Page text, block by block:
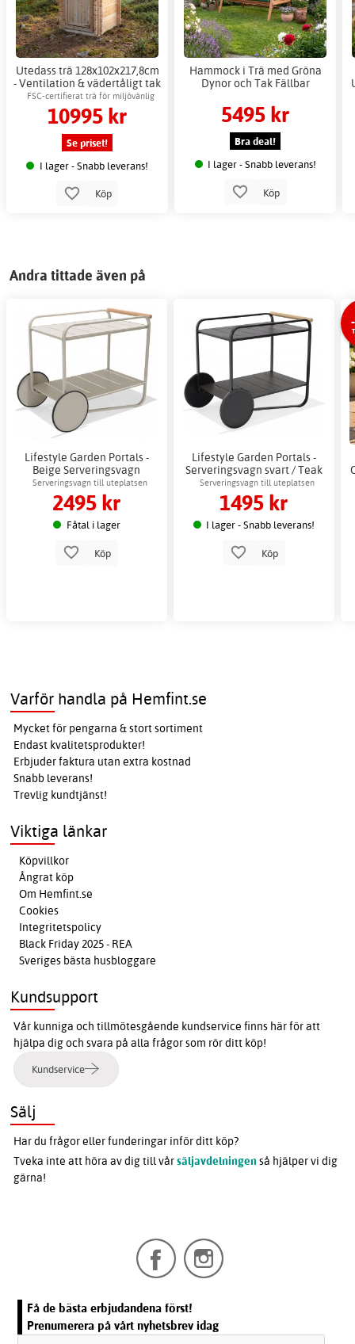
Utedass trä 128x102x217,8cm
- Ventilation & vädertåligt tak
FSC-certifierat trä för miljövänlig
användning
10995 kr
Se priset!
I lager - Snabb leverans!
Köp
Hammock i Trä med Gröna
Dynor och Tak Fällbar
5495 kr
Bra deal!
I lager - Snabb leverans!
Köp
Andra tittade även på
Lifestyle Garden Portals -
Beige Serveringsvagn
Serveringsvagn till uteplatsen
2495 kr
Fåtal i lager
Köp
Lifestyle Garden Portals -
Serveringsvagn svart / Teak
Serveringsvagn till uteplatsen
1495 kr
I lager - Snabb leverans!
Köp
Varför handla på Hemfint.se
Mycket för pengarna & stort sortiment
Endast kvalitetsprodukter!
Erbjuder faktura utan extra kostnad
Snabb leverans!
Trevlig kundtjänst!
Viktiga länkar
Köpvillkor
Ångrat köp
Om Hemfint.se
Cookies
Integritetspolicy
Black Friday 2025 - REA
Sveriges bästa husbloggare
Kundsupport
Vår kunniga och tillmötesgående kundservice finns här för att
hjälpa dig och svara på alla frågor som rör ditt köp!
Kundservice
Sälj
Har du frågor eller funderingar inför ditt köp?
Tveka inte att höra av dig till vårsäljavdelningen så hjälper vi dig
gärna!
Få de bästa erbjudandena först!
Prenumerera på vårt nyhetsbrev idag